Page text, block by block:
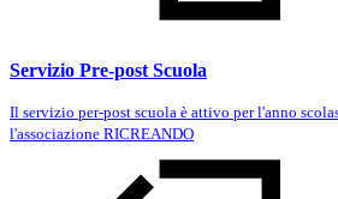
Servizio Pre-post Scuola
Il servizio per-post scuola è attivo per l'anno
l'associazione RICREANDO